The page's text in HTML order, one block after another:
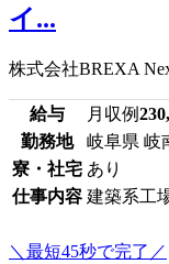
イ...
株式会社BREXA
給与 月収例
勤務地
岐阜県 岐
寮・社宅 あり
仕事内容 建築系工
＼最短45秒で完了／